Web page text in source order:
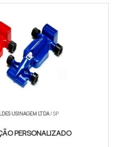
USINAGEM LTDA/ SP
PERSONALIZADO